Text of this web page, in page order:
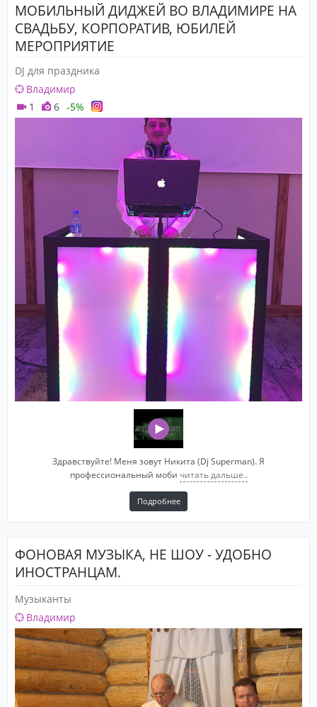
МОБИЛЬНЫЙ ДИДЖЕЙ ВО ВЛАДИМИРЕ НА
СВАДЬБУ, КОРПОРАТИВ, ЮБИЛЕЙ
МЕРОПРИЯТИЕ
DJ для праздника
Владимир
1
6 -5%
Здравствуйте! Меня зовут Никита (Dj Superman). Я
профессиональный моби читать дальше..
Подробнее
ФОНОВАЯ МУЗЫКА, НЕ ШОУ - УДОБНО
ИНОСТРАНЦАМ.
Музыканты
Владимир